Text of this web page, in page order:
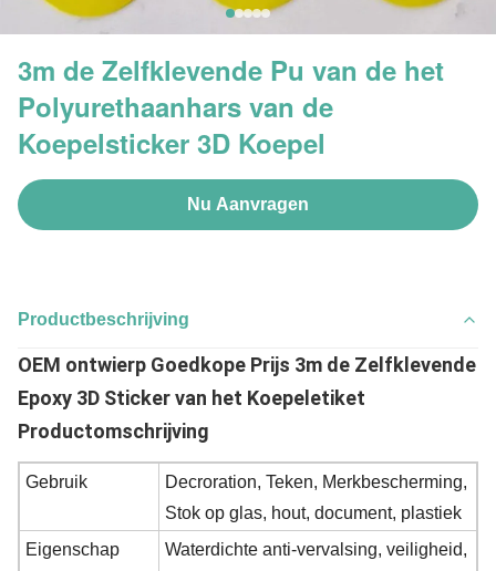
3m de Zelfklevende Pu van de het
Polyurethaanhars van de
Koepelsticker 3D Koepel
Nu Aanvragen
Productbeschrijving
OEM ontwierp Goedkope Prijs 3m de Zelfklevende
Epoxy 3D Sticker van het Koepeletiket
Productomschrijving
Gebruik
Decroration, Teken, Merkbescherming,
Stok op glas, hout, document, plastiek
Eigenschap
Waterdichte anti-vervalsing, veiligheid,